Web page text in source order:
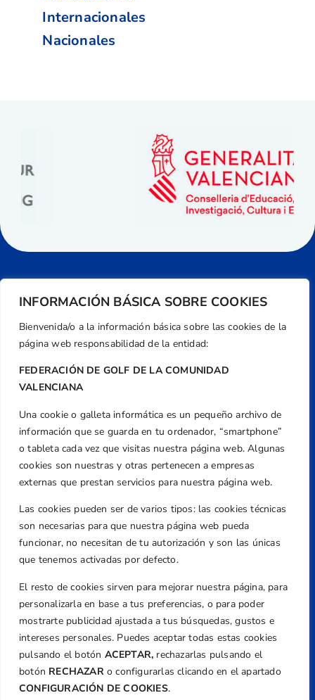
INFORMACIÓN BÁSICA SOBRE COOKIES
Bienvenida/o a la información básica sobre las cookies de la
página web responsabilidad de la entidad:
FEDERACIÓN DE GOLF DE LA COMUNIDAD
VALENCIANA
Una cookie o galleta informática es un pequeño archivo de
información que se guarda en tu ordenador, “smartphone”
o tableta cada vez que visitas nuestra página web. Algunas
cookies son nuestras y otras pertenecen a empresas
externas que prestan servicios para nuestra página web.
Las cookies pueden ser de varios tipos: las cookies técnicas
son necesarias para que nuestra página web pueda
funcionar, no necesitan de tu autorización y son las únicas
que tenemos activadas por defecto.
El resto de cookies sirven para mejorar nuestra página, para
personalizarla en base a tus preferencias, o para poder
mostrarte publicidad ajustada a tus búsquedas, gustos e
intereses personales. Puedes aceptar todas estas cookies
pulsando el botón ACEPTAR, rechazarlas pulsando el
botón RECHAZARo configurarlas clicando en el apartado
CONFIGURACIÓN DE COOKIES.
Internacionales
Nacionales
Dirección
Centre de L´Esport, Carrer d'Isaac Peral i
Caballero, Nº 5, Despachos 2 y 3, 46980,
Valencia
+34 961 367 799
Email
federacion@golfcv.com
Aviso Legal
Política de Privacidad
Transparencia
Normativa
Federación